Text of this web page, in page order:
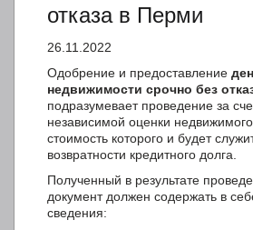
отказа в Перми
26.11.2022
Одобрение и предоставление
недвижимости срочно без
подразумевает проведение за
независимой оценки недвижимого
стоимость которого и будет
возвратности кредитного долга.
Полученный в результате
документ должен содержать в
сведения: